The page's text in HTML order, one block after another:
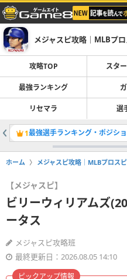
メジャスピ攻略｜MLBプ
攻略TOP スタ
最強ランキング
リセマラ 選
1最強選手ランキング・ポジシ
ホーム メジャスピ攻略｜MLBプロス
【メジャスピ】
ビリーウィリアムズ
ータス
メジャスピ攻略班
最終更新日：2026.08.05 14:10
ピックアップ情報